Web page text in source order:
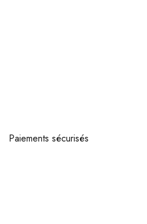
Paiements sécurisés